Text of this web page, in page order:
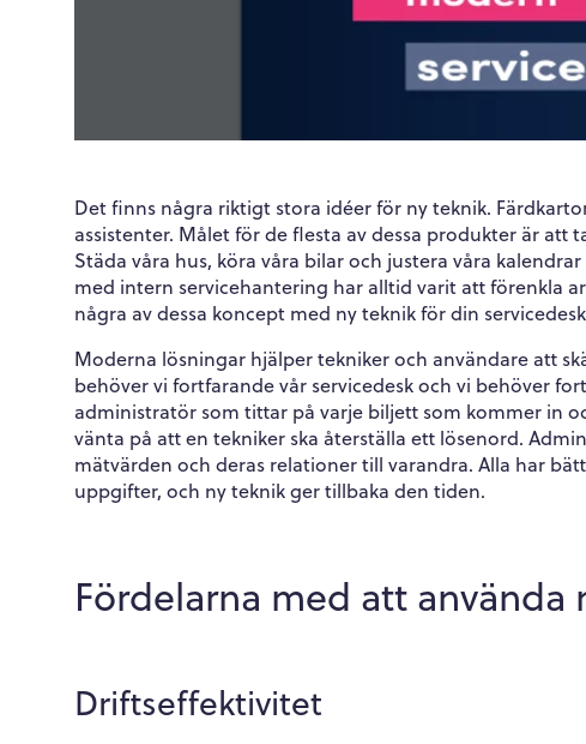
Det finns några riktigt stora idéer för ny teknik.
assistenter. Målet för de flesta av dessa produkter är
Städa våra hus, köra våra bilar och justera våra
med intern servicehantering har alltid varit att förenkla
några av dessa koncept med ny teknik för din
Moderna lösningar hjälper tekniker och användare att
behöver vi fortfarande vår servicedesk och vi behöver
administratör som tittar på varje biljett som kommer in
vänta på att en tekniker ska återställa ett lösenord.
mätvärden och deras relationer till varandra. Alla har
uppgifter, och ny teknik ger tillbaka den tiden.
Fördelarna med att
Driftseffektivitet